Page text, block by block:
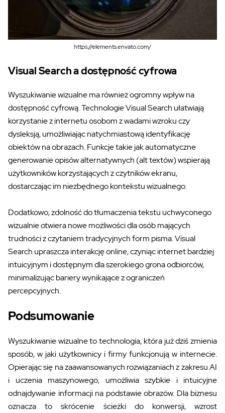
https://elements.envato.com/
Visual Search a dostępność cyfrowa
Wyszukiwanie wizualne ma również ogromny wpływ na
dostępność cyfrową. Technologie Visual Search ułatwiają
korzystanie z internetu osobom z wadami wzroku czy
dysleksją, umożliwiając natychmiastową identyfikację
obiektów na obrazach. Funkcje takie jak automatyczne
generowanie opisów alternatywnych (alt textów) wspierają
użytkowników korzystających z czytników ekranu,
dostarczając im niezbędnego kontekstu wizualnego.
Dodatkowo, zdolność do tłumaczenia tekstu uchwyconego
wizualnie otwiera nowe możliwości dla osób mających
trudności z czytaniem tradycyjnych form pisma. Visual
Search upraszcza interakcję online, czyniąc internet bardziej
intuicyjnym i dostępnym dla szerokiego grona odbiorców,
minimalizując bariery wynikające z ograniczeń
percepcyjnych.
Podsumowanie
Wyszukiwanie wizualne to technologia, która już dziś zmienia
sposób, w jaki użytkownicy i firmy funkcjonują w internecie.
Opierając się na zaawansowanych rozwiązaniach z zakresu AI
i uczenia maszynowego, umożliwia szybkie i intuicyjne
odnajdywanie informacji na podstawie obrazów. Dla biznesu
oznacza to skrócenie ścieżki do konwersji, wzrost